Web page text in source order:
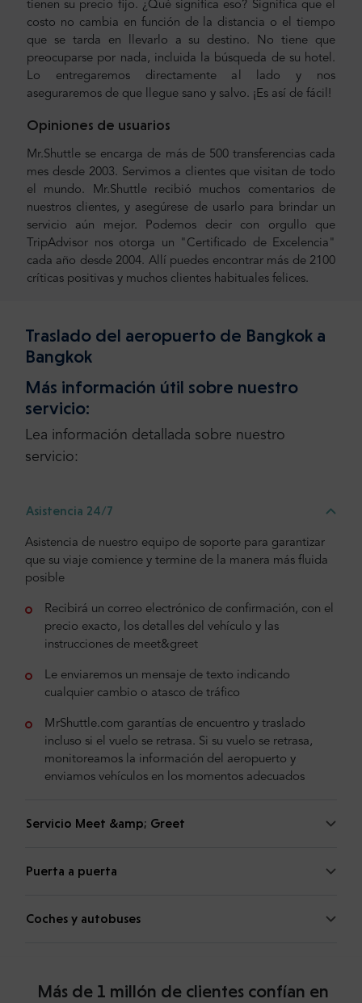
tienen su precio fijo. ¿Qué significa eso? Significa que el
costo no cambia en función de la distancia o el tiempo
que se tarda en llevarlo a su destino. No tiene que
preocuparse por nada, incluida la búsqueda de su hotel.
Lo entregaremos directamente al lado y nos
aseguraremos de que llegue sano y salvo. ¡Es así de fácil!
Opiniones de usuarios
Mr.Shuttle se encarga de más de 500 transferencias cada
mes desde 2003. Servimos a clientes que visitan de todo
el mundo. Mr.Shuttle recibió muchos comentarios de
nuestros clientes, y asegúrese de usarlo para brindar un
servicio aún mejor. Podemos decir con orgullo que
TripAdvisor nos otorga un "Certificado de Excelencia"
cada año desde 2004. Allí puedes encontrar más de 2100
críticas positivas y muchos clientes habituales felices.
Traslado del aeropuerto de Bangkok a
Bangkok
Más información útil sobre nuestro
servicio:
Lea información detallada sobre nuestro
servicio:
Asistencia 24/7
Asistencia de nuestro equipo de soporte para garantizar
que su viaje comience y termine de la manera más fluida
posible
Recibirá un correo electrónico de confirmación, con el
precio exacto, los detalles del vehículo y las
instrucciones de meet&greet
Le enviaremos un mensaje de texto indicando
cualquier cambio o atasco de tráfico
MrShuttle.com garantías de encuentro y traslado
incluso si el vuelo se retrasa. Si su vuelo se retrasa,
monitoreamos la información del aeropuerto y
enviamos vehículos en los momentos adecuados
Servicio Meet &amp; Greet
Puerta a puerta
Coches y autobuses
Más de 1 millón de clientes confían en